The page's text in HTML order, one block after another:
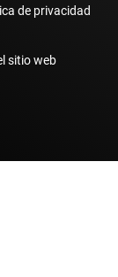
de privacidad
sitio web